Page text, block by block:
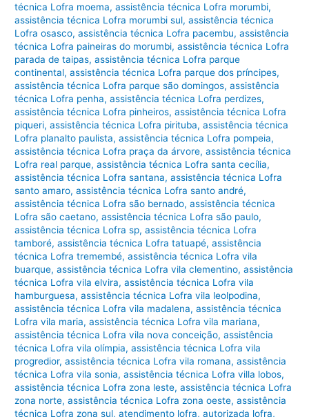
técnica Lofra moema,assistência técnica Lofra morumbi,
assistência técnica Lofra morumbi sul,assistência técnica
Lofra osasco,assistência técnica Lofra pacembu,assistência
técnica Lofra paineiras do morumbi,assistência técnica Lofra
parada de taipas,assistência técnica Lofra parque
continental,assistência técnica Lofra parque dos príncipes,
assistência técnica Lofra parque são domingos,assistência
técnica Lofra penha,assistência técnica Lofra perdizes,
assistência técnica Lofra pinheiros,assistência técnica Lofra
piqueri,assistência técnica Lofra pirituba,assistência técnica
Lofra planalto paulista,assistência técnica Lofra pompeia,
assistência técnica Lofra praça da árvore,assistência técnica
Lofra real parque,assistência técnica Lofra santa cecília,
assistência técnica Lofra santana,assistência técnica Lofra
santo amaro,assistência técnica Lofra santo andré,
assistência técnica Lofra são bernado,assistência técnica
Lofra são caetano,assistência técnica Lofra são paulo,
assistência técnica Lofra sp,assistência técnica Lofra
tamboré,assistência técnica Lofra tatuapé,assistência
técnica Lofra tremembé,assistência técnica Lofra vila
buarque,assistência técnica Lofra vila clementino,assistência
técnica Lofra vila elvira,assistência técnica Lofra vila
hamburguesa,assistência técnica Lofra vila leolpodina,
assistência técnica Lofra vila madalena,assistência técnica
Lofra vila maria,assistência técnica Lofra vila mariana,
assistência técnica Lofra vila nova conceição,assistência
técnica Lofra vila olímpia,assistência técnica Lofra vila
progredior,assistência técnica Lofra vila romana,assistência
técnica Lofra vila sonia,assistência técnica Lofra villa lobos,
assistência técnica Lofra zona leste,assistência técnica Lofra
zona norte,assistência técnica Lofra zona oeste,assistência
técnica Lofra zona sul,atendimento lofra,autorizada lofra,